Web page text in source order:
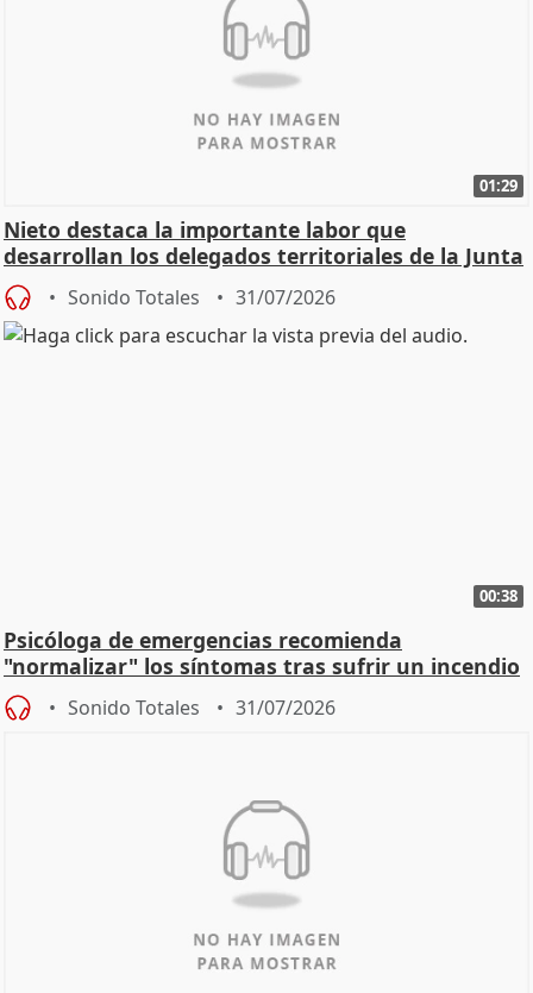
01:29
Nieto destaca la importante labor que
desarrollan los delegados territoriales de la Junta
Sonido Totales 31/07/2026
00:38
Psicóloga de emergencias recomienda
"normalizar" los síntomas tras sufrir un incendio
Sonido Totales 31/07/2026